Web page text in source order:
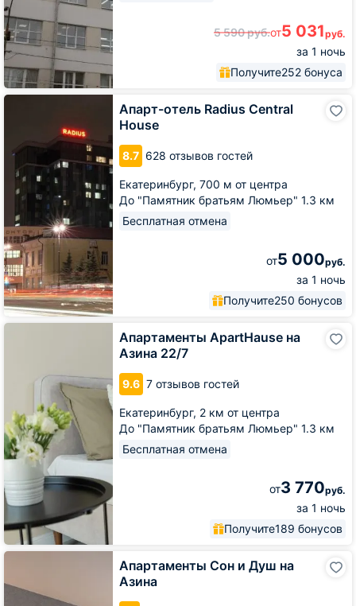
5 590руб.от5 031руб.
за 1 ночь
Получите252 бонуса
Апарт-отель Radius Central
House
8.7 628 отзывов гостей
Екатеринбург, 700 м от центра
До "Памятник братьям Люмьер" 1.3 км
Бесплатная отмена
от5 000руб.
за 1 ночь
Получите250 бонусов
Апарт-
Central
House
Апартаменты ApartHause на
Азина 22/7
9.6 7 отзывов гостей
Екатеринбург, 2 км от центра
До "Памятник братьям Люмьер" 1.3 км
Бесплатная отмена
от3 770руб.
за 1 ночь
Получите189 бонусов
Апартаменты
Апартаменты Сон и Душ на
Азина
Апартаменты
и